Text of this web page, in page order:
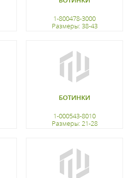
1-800478-3000
Размеры: 38-43
БОТИНКИ
1-000543-8010
Размеры: 21-28